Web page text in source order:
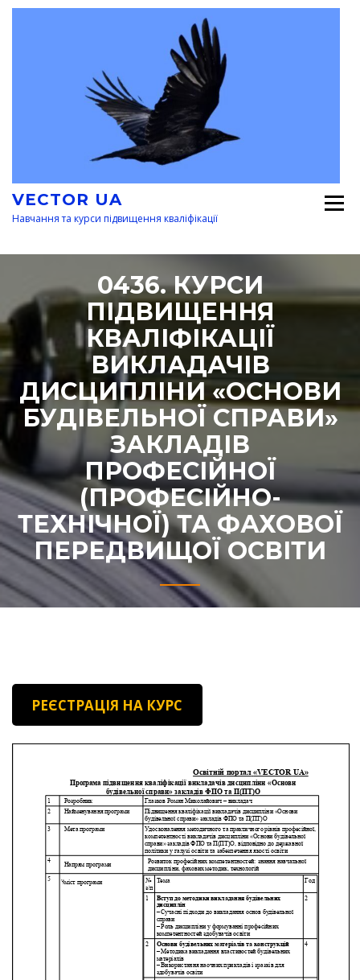
Перейти
VECTOR UA
Навчання та курси підвищення кваліфікації
0436. КУРСИ
ПІДВИЩЕННЯ
КВАЛІФІКАЦІЇ
ВИКЛАДАЧІВ
ДИСЦИПЛІНИ «ОСНОВИ
БУДІВЕЛЬНОЇ СПРАВИ»
ЗАКЛАДІВ
ПРОФЕСІЙНОЇ
(ПРОФЕСІЙНО-
ТЕХНІЧНОЇ) ТА ФАХОВОЇ
ПЕРЕДВИЩОЇ ОСВІТИ
РЕЄСТРАЦІЯ НА КУРС